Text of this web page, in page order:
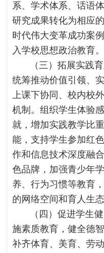
系、学术体系、话语
研究成果转化为相应
时代伟大变革成功案
入学校思想政治教育。
（三）拓展实践
统筹推动价值引领、
上课下协同、校内校
机制。组织学生体验
就，增加实践教学比
能，支持学生参加红
作和信息技术深度融
色品牌，加强青少年
养、行为习惯等教育
的网络空间和育人生态
（四）促进学生
施素质教育，健全德
补齐体育、美育、劳